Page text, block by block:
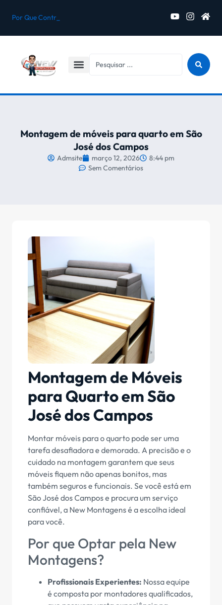
Por Que Contratar um Monta
Montagem de móveis para quarto em São
José dos Campos
Admsite março 12, 2026
8:44 pm
Sem Comentários
Montagem de Móveis
para Quarto em São
José dos Campos
Montar móveis para o quarto pode ser uma
tarefa desafiadora e demorada. A precisão e o
cuidado na montagem garantem que seus
móveis fiquem não apenas bonitos, mas
também seguros e funcionais. Se você está em
São José dos Campos e procura um serviço
confiável, a New Montagens é a escolha ideal
para você.
Por que Optar pela New
Montagens?
Profissionais Experientes: Nossa equipe
é composta por montadores qualificados,